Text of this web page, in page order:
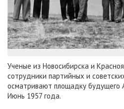
Ученые из Новосибирска и
сотрудники партийных и
осматривают площадку будущего
Июнь 1957 года.